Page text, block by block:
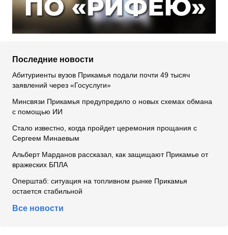
Последние новости
Абитуриенты вузов Прикамья подали почти 49 тысяч
заявлений через «Госуслуги»
Минсвязи Прикамья предупредило о новых схемах обмана
с помощью ИИ
Стало известно, когда пройдет церемония прощания с
Сергеем Минаевым
Альберт Марданов рассказал, как защищают Прикамье от
вражеских БПЛА
Оперштаб: ситуация на топливном рынке Прикамья
остается стабильной
Все новости